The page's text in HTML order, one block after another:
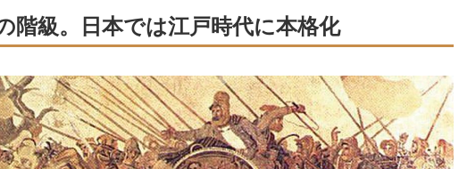
階級。日本では江戸時代に本格化